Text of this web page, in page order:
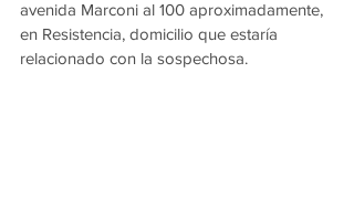
avenida Marconi al 100 aproximadamente,
en Resistencia, domicilio que estaría
relacionado con la sospechosa.